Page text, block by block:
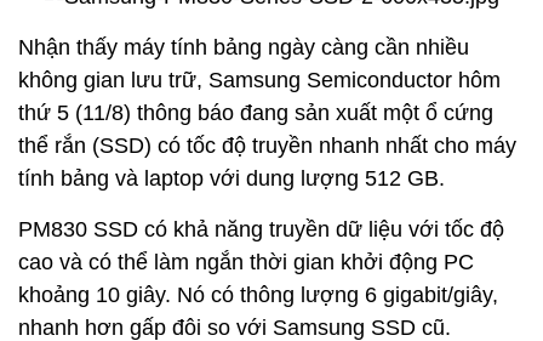
Nhận thấy máy tính bảng ngày càng cần nhiều
không gian lưu trữ, Samsung Semiconductor hôm
thứ 5 (11/8) thông báo đang sản xuất một ổ cứng
thể rắn (SSD) có tốc độ truyền nhanh nhất cho máy
tính bảng và laptop với dung lượng 512 GB.
PM830 SSD có khả năng truyền dữ liệu với tốc độ
cao và có thể làm ngắn thời gian khởi động PC
khoảng 10 giây. Nó có thông lượng 6 gigabit/giây,
nhanh hơn gấp đôi so với Samsung SSD cũ.